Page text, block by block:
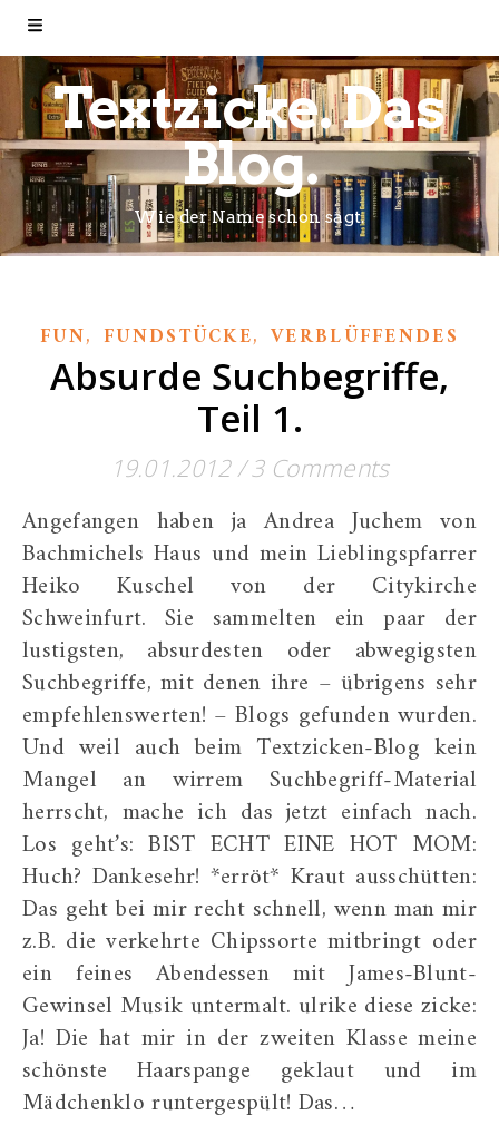
Textzicke. Das
Blog.
Wie der Name schon sagt.
FUN, FUNDSTÜCKE, VERBLÜFFENDES
Absurde Suchbegriffe,
Teil 1.
19.01.2012/ 3 Comments
Angefangen haben ja Andrea Juchem von
Bachmichels Haus und mein Lieblingspfarrer
Heiko Kuschel von der Citykirche
Schweinfurt. Sie sammelten ein paar der
lustigsten, absurdesten oder abwegigsten
Suchbegriffe, mit denen ihre – übrigens sehr
empfehlenswerten! – Blogs gefunden wurden.
Und weil auch beim Textzicken-Blog kein
Mangel an wirrem Suchbegriff-Material
herrscht, mache ich das jetzt einfach nach.
Los geht’s: BIST ECHT EINE HOT MOM:
Huch? Dankesehr! *erröt* Kraut ausschütten:
Das geht bei mir recht schnell, wenn man mir
z.B. die verkehrte Chipssorte mitbringt oder
ein feines Abendessen mit James-Blunt-
Gewinsel Musik untermalt. ulrike diese zicke:
Ja! Die hat mir in der zweiten Klasse meine
schönste Haarspange geklaut und im
Mädchenklo runtergespült! Das…